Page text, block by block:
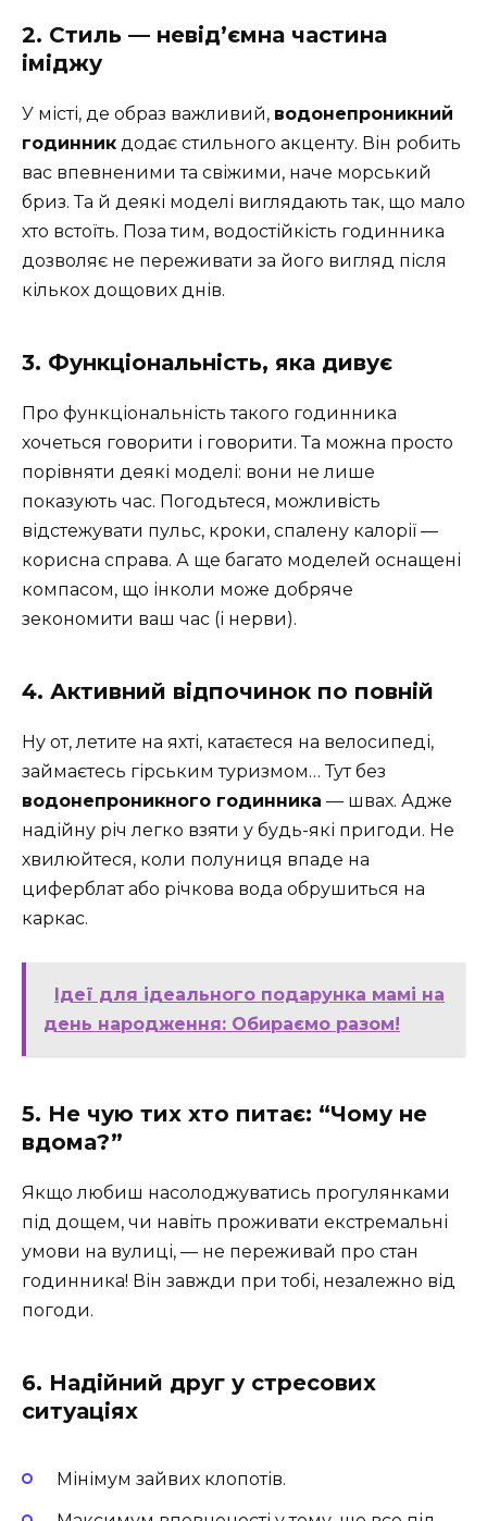
2. Стиль — невід’ємна частина
іміджу
У місті, де образ важливий, водонепроникний
годинник додає стильного акценту. Він робить
вас впевненими та свіжими, наче морський
бриз. Та й деякі моделі виглядають так, що мало
хто встоїть. Поза тим, водостійкість годинника
дозволяє не переживати за його вигляд після
кількох дощових днів.
3. Функціональність, яка дивує
Про функціональність такого годинника
хочеться говорити і говорити. Та можна просто
порівняти деякі моделі: вони не лише
показують час. Погодьтеся, можливість
відстежувати пульс, кроки, спалену калорії —
корисна справа. А ще багато моделей оснащені
компасом, що інколи може добряче
зекономити ваш час (і нерви).
4. Активний відпочинок по повній
Ну от, летите на яхті, катаєтеся на велосипеді,
займаєтесь гірським туризмом… Тут без
водонепроникного годинника — швах. Адже
надійну річ легко взяти у будь-які пригоди. Не
хвилюйтеся, коли полуниця впаде на
циферблат або річкова вода обрушиться на
каркас.
Ідеї для ідеального подарунка мамі на
день народження: Обираємо разом!
5. Не чую тих хто питає: “Чому не
вдома?”
Якщо любиш насолоджуватись прогулянками
під дощем, чи навіть проживати екстремальні
умови на вулиці, — не переживай про стан
годинника! Він завжди при тобі, незалежно від
погоди.
6. Надійний друг у стресових
ситуаціях
Мінімум зайвих клопотів.